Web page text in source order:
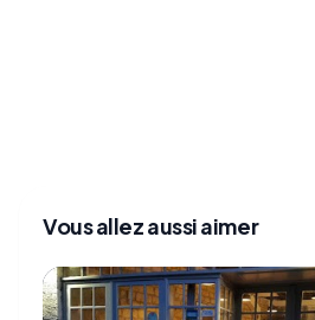
Vous allez aussi aimer